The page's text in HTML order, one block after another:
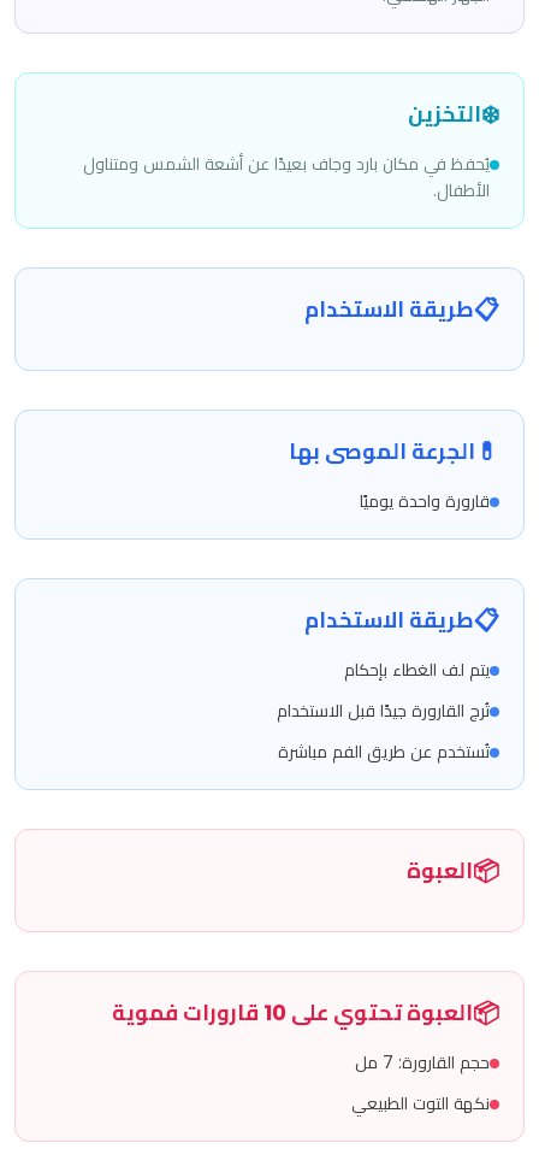
❄️التخزين
يُحفظ في مكان بارد وجاف بعيدًا عن أشعة الشمس ومتناول
الأطفال.
📋طريقة الاستخدام
💊 الجرعة الموصى بها
قارورة واحدة يوميًا
📋طريقة الاستخدام
يتم لف الغطاء بإحكام
تُرج القارورة جيدًا قبل الاستخدام
تُستخدم عن طريق الفم مباشرة
📦العبوة
📦العبوة تحتوي على 10 قارورات فموية
حجم القارورة: 7 مل
نكهة التوت الطبيعي